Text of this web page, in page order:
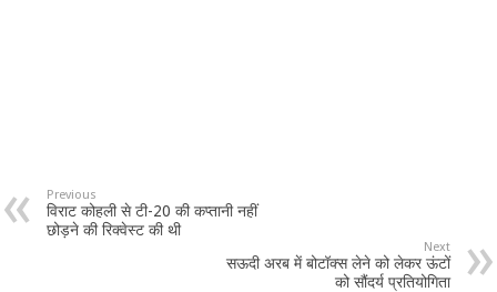
Previous
विराट कोहली से टी-20 की कप्तानी नहीं
छोड़ने की रिक्वेस्ट की थी
Next
सऊदी अरब में बोटॉक्स लेने को लेकर ऊंटों
को सौंदर्य प्रतियोगिता